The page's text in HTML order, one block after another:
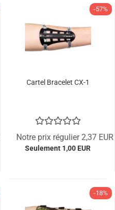
-57%
Cartel Bracelet CX-1
Notre prix régulier 2,37 EUR
Seulement 1,00 EUR
-18%